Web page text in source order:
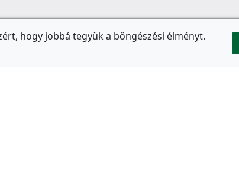
hogy jobbá tegyük a böngészési élményt.